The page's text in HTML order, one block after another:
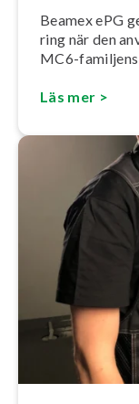
Beamex ePG
ring när den
MC6-
Läs mer >